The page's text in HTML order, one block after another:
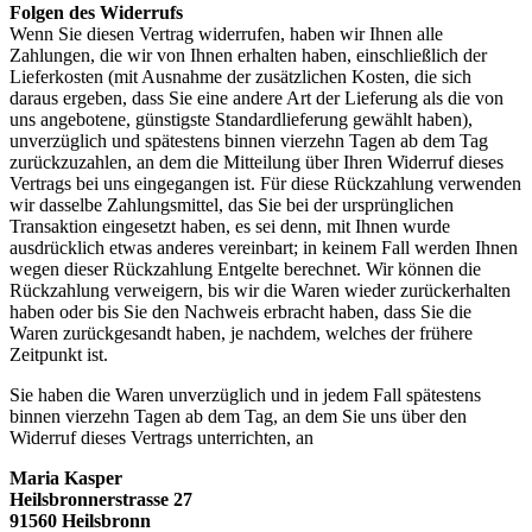
Folgen des Widerrufs
Wenn Sie diesen Vertrag widerrufen, haben wir Ihnen alle
Zahlungen, die wir von Ihnen erhalten haben, einschließlich der
Lieferkosten (mit Ausnahme der zusätzlichen Kosten, die sich
daraus ergeben, dass Sie eine andere Art der Lieferung als die von
uns angebotene, günstigste Standardlieferung gewählt haben),
unverzüglich und spätestens binnen vierzehn Tagen ab dem Tag
zurückzuzahlen, an dem die Mitteilung über Ihren Widerruf dieses
Vertrags bei uns eingegangen ist. Für diese Rückzahlung verwenden
wir dasselbe Zahlungsmittel, das Sie bei der ursprünglichen
Transaktion eingesetzt haben, es sei denn, mit Ihnen wurde
ausdrücklich etwas anderes vereinbart; in keinem Fall werden Ihnen
wegen dieser Rückzahlung Entgelte berechnet. Wir können die
Rückzahlung verweigern, bis wir die Waren wieder zurückerhalten
haben oder bis Sie den Nachweis erbracht haben, dass Sie die
Waren zurückgesandt haben, je nachdem, welches der frühere
Zeitpunkt ist.
Sie haben die Waren unverzüglich und in jedem Fall spätestens
binnen vierzehn Tagen ab dem Tag, an dem Sie uns über den
Widerruf dieses Vertrags unterrichten, an
Maria Kasper
Heilsbronnerstrasse 27
91560 Heilsbronn